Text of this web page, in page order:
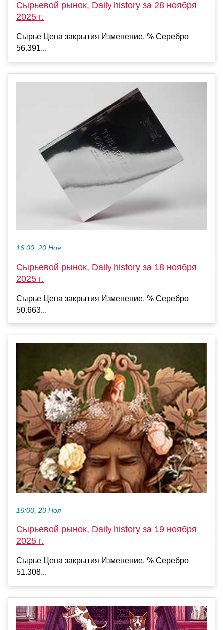
Сырьевой рынок, Daily history за 28 ноября
2025 г.
Сырье Цена закрытия Изменение, % Серебро
56.391...
16:00, 20 Ноя
Сырьевой рынок, Daily history за 18 ноября
2025 г.
Сырье Цена закрытия Изменение, % Серебро
50.663...
16:00, 20 Ноя
Сырьевой рынок, Daily history за 19 ноября
2025 г.
Сырье Цена закрытия Изменение, % Серебро
51.308...